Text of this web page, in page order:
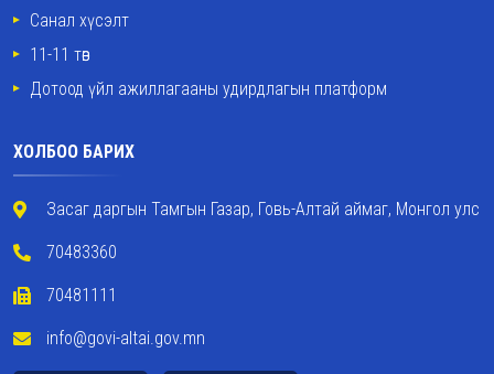
Санал хүсэлт
11-11 төв
Дотоод үйл ажиллагааны удирдлагын платформ
ХОЛБОО БАРИХ
Засаг даргын Тамгын Газар, Говь-Алтай аймаг, Монгол улс
70483360
70481111
info@govi-altai.gov.mn